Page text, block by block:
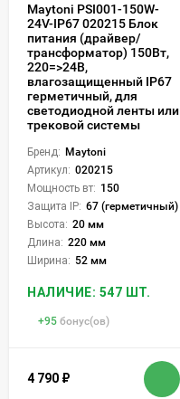
Maytoni PSI001-150W-
24V-IP67 020215 Блок
питания (драйвер/
трансформатор) 150Вт,
220=>24В,
влагозащищенный IP67
герметичный, для
светодиодной ленты или
трековой системы
Бренд: Maytoni
Артикул: 020215
Мощность вт: 150
Защита IP: 67 (герметичный)
Высота: 20 мм
Длина: 220 мм
Ширина: 52 мм
НАЛИЧИЕ: 547 ШТ.
+95 бонус(ов)
4 790 ₽